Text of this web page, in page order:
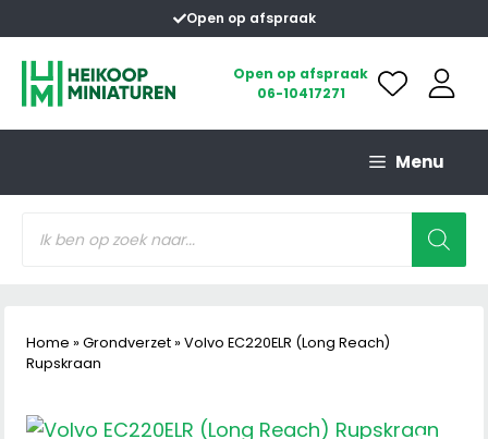
naar
inhoud
Open op afspraak
Open op afspraak
06-10417271
Menu
zoeken
Home » Grondverzet» Volvo EC220ELR (Long Reach)
Rupskraan